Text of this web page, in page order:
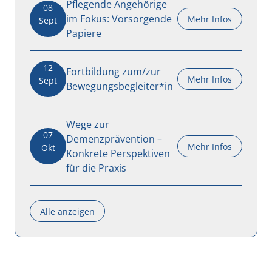
08
Sept
Pflegende Angehörige
im Fokus: Vorsorgende
Papiere
Mehr Infos
12
Sept
Fortbildung zum/zur
Bewegungsbegleiter*in
Mehr Infos
07
Okt
Wege zur
Demenzprävention –
Konkrete Perspektiven
für die Praxis
Mehr Infos
Alle anzeigen